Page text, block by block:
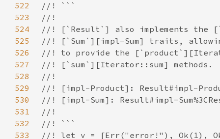
522
523
524
525
526
527
528
529
530
531
532
533